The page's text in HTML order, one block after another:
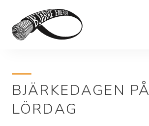
Elhandel
Bjärkefiber
BJÄRKEDAGEN PÅ
LÖRDAG